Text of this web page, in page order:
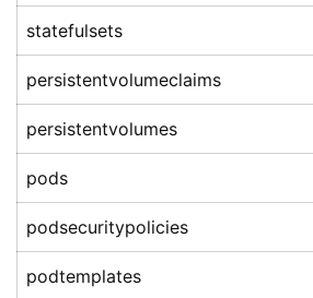
statefulsets
persistentvolumeclaims
persistentvolumes
pods
podsecuritypolicies
podtemplates